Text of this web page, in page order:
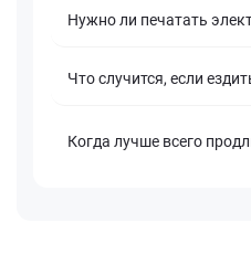
Нужно ли печатать
Что случится, если
Когда лучше всего